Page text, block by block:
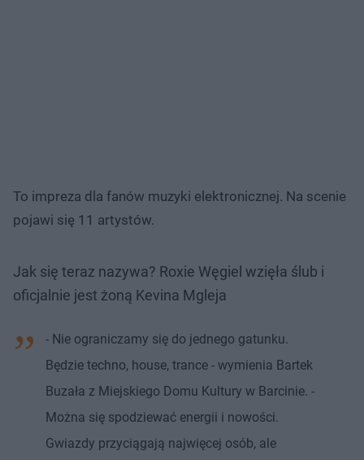
To impreza dla fanów muzyki elektronicznej. Na scenie
pojawi się 11 artystów.
Jak się teraz nazywa? Roxie Węgiel wzięła ślub i
oficjalnie jest żoną Kevina Mgleja
- Nie ograniczamy się do jednego gatunku.
Będzie techno, house, trance - wymienia Bartek
Buzała z Miejskiego Domu Kultury w Barcinie. -
Można się spodziewać energii i nowości.
Gwiazdy przyciągają najwięcej osób, ale